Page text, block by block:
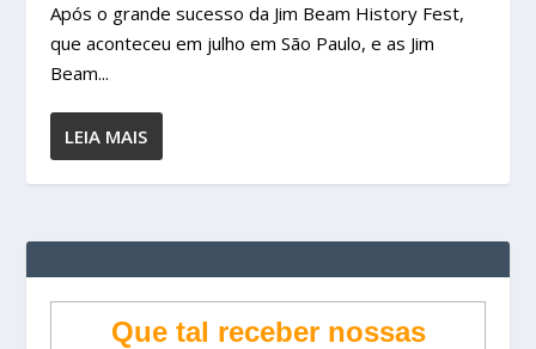
Após o grande sucesso da Jim Beam History Fest,
que aconteceu em julho em São Paulo, e as Jim
Beam...
LEIA MAIS
Que tal receber nossas